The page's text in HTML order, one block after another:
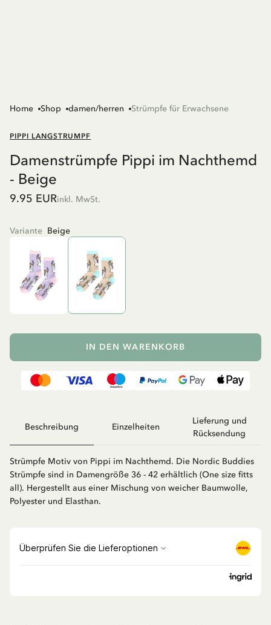
Home Shop damen/herren Strümpfe für Erwachsene
PIPPI LANGSTRUMPF
Damenstrümpfe Pippi im Nachthemd
- Beige
9.95 EURinkl. MwSt.
Variante Beige
IN DEN WARENKORB
Beschreibung Einzelheiten
Lieferung und
Rücksendung
Strümpfe Motiv von Pippi im Nachthemd. Die Nordic Buddies
Strümpfe sind in Damengröße 36 - 42 erhältlich (One size fitts
all). Hergestellt aus einer Mischung von weicher Baumwolle,
Polyester und Elasthan.